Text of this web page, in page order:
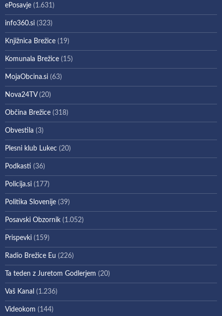
ePosavje (1.631)
info360.si (323)
Knjižnica Brežice (19)
Komunala Brežice (15)
MojaObcina.si (63)
Nova24TV(20)
Občina Brežice (318)
Obvestila (3)
Plesni klub Lukec (20)
Podkasti (36)
Policija.si (177)
Politika Slovenije (39)
Posavski Obzornik (1.052)
Prispevki (159)
Radio Brežice Eu (226)
Ta teden z Juretom Godlerjem (20)
Vaš Kanal (1.236)
Videokom (144)